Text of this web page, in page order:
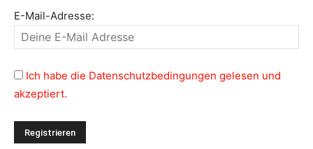
E-Mail-Adresse:
Ich habe die Datenschutzbedingungen gelesen und
akzeptiert.